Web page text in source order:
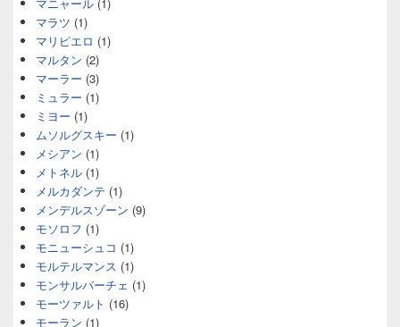
マニャール (1)
マラツ (1)
マリピエロ (1)
マルタン (2)
マーラー (3)
ミュラー (1)
ミヨー (1)
ムソルグスキー (1)
メシアン (1)
メトネル (1)
メルカダンテ (1)
メンデルスゾーン (9)
モソロフ (1)
モニューシュコ (1)
モルテルマンス (1)
モンサルバーチェ (1)
モーツァルト (16)
モーラン (1)